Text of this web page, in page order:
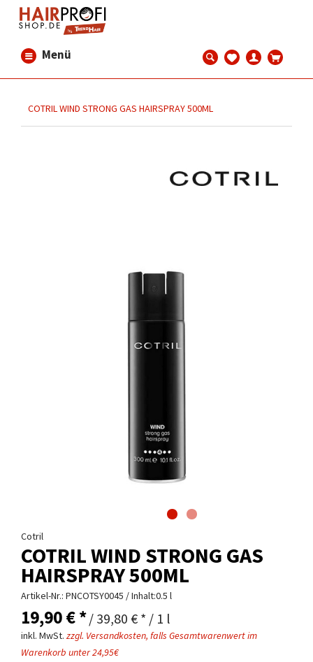
Menü
COTRIL WIND STRONG GAS HAIRSPRAY 500ML
Cotril
COTRIL WIND STRONG GAS
HAIRSPRAY 500ML
Artikel-Nr.: PNCOTSY0045 / Inhalt:0.5 l
19,90 € */ 39,80 € * / 1 l
inkl. MwSt. zzgl. Versandkosten, falls Gesamtwarenwert im
Warenkorb unter 24,95€